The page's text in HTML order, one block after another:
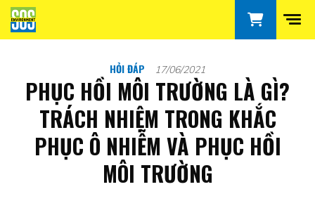
HỎI ĐÁP 17/06/2021
PHỤC HỒI MÔI TRƯỜNG LÀ GÌ?
TRÁCH NHIỆM TRONG KHẮC
PHỤC Ô NHIỄM VÀ PHỤC HỒI
MÔI TRƯỜNG